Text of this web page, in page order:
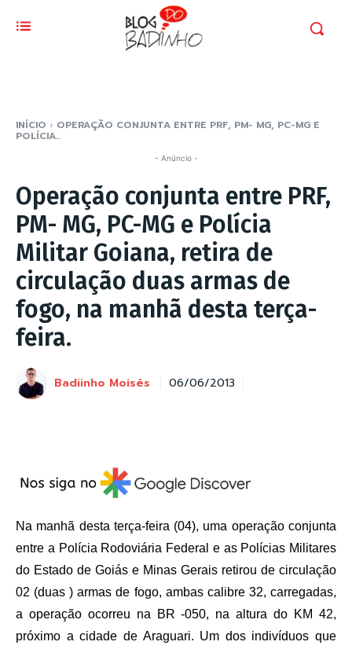
INÍCIO OPERAÇÃO CONJUNTA ENTRE PRF, PM- MG, PC-MG E
POLÍCIA...
- Anúncio -
Operação conjunta entre PRF,
PM- MG, PC-MG e Polícia
Militar Goiana, retira de
circulação duas armas de
fogo, na manhã desta terça-
feira.
Badiinho Moisés 06/06/2013
Na manhã desta terça-feira (04), uma operação conjunta
entre a Polícia Rodoviária Federal e as Polícias Militares
do Estado de Goiás e Minas Gerais retirou de circulação
02 (duas ) armas de fogo, ambas calibre 32, carregadas,
a operação ocorreu na BR -050, na altura do KM 42,
próximo a cidade de Araguari. Um dos indivíduos que